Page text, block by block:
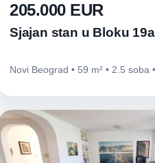
205.000 EUR
Sjajan stan u Bloku 19a
Novi Beograd • 59 m² • 2.5 soba